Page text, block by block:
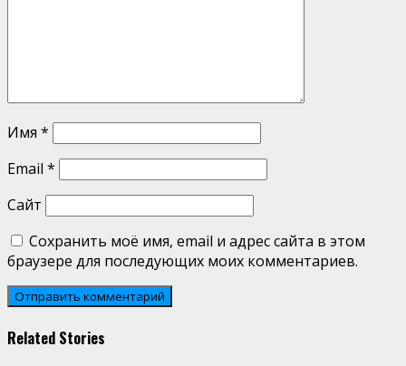
Имя *
Email *
Сайт
Сохранить моё имя, email и адрес сайта в этом
браузере для последующих моих комментариев.
Related Stories